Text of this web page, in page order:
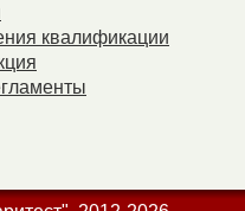
квалификации